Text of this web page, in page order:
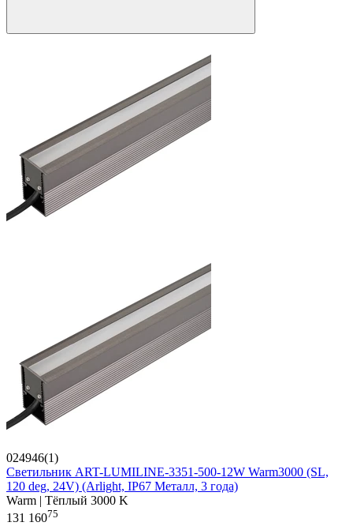
024946(1)
Светильник ART-LUMILINE-3351-500-12W Warm3000 (SL,
120 deg, 24V) (Arlight, IP67 Металл, 3 года)
Warm | Тёплый 3000 K
131 16075